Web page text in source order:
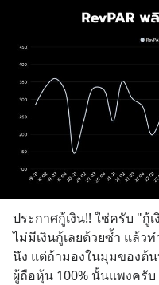
ประกาศกู้เงิน!! ใช่ครับ "กู้
ไม่มีเงินกู้เลยด้วยซ้ำ แล้ว
นึง แต่ถ้ามองในมุมของต้น
ผู้ถือหุ้น 100% นั้นแพงครับ